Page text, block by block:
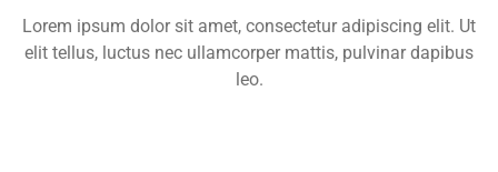
Lorem ipsum dolor sit amet, consectetur adipiscing elit. Ut
elit tellus, luctus nec ullamcorper mattis, pulvinar dapibus
leo.